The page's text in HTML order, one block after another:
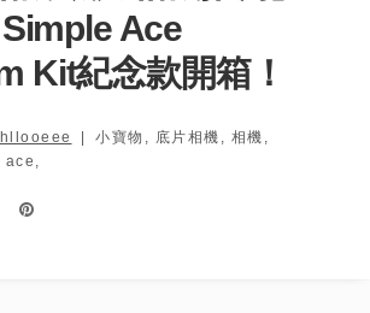
Ace
Kit紀念款開箱！
小寶物, 底片相機, 相機,
ace,